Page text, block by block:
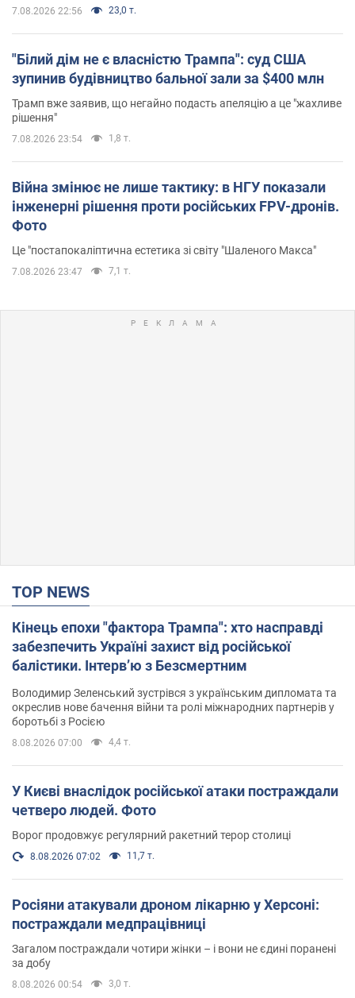
7.08.2026 22:56 23,0 т.
"Білий дім не є власністю Трампа": суд США
зупинив будівництво бальної зали за $400 млн
Трамп вже заявив, що негайно подасть апеляцію а це "жахливе
рішення"
7.08.2026 23:54 1,8 т.
Війна змінює не лише тактику: в НГУ показали
інженерні рішення проти російських FPV-дронів.
Фото
Це "постапокаліптична естетика зі світу "Шаленого Макса"
7.08.2026 23:47 7,1 т.
TOP NEWS
Кінець епохи "фактора Трампа": хто насправді
забезпечить Україні захист від російської
балістики. Інтерв’ю з Безсмертним
Володимир Зеленський зустрівся з українським дипломата та
окреслив нове бачення війни та ролі міжнародних партнерів у
боротьбі з Росією
8.08.2026 07:00 4,4 т.
У Києві внаслідок російської атаки постраждали
четверо людей. Фото
Ворог продовжує регулярний ракетний терор столиці
8.08.2026 07:02 11,7 т.
Росіяни атакували дроном лікарню у Херсоні:
постраждали медпрацівниці
Загалом постраждали чотири жінки – і вони не єдині поранені
за добу
8.08.2026 00:54 3,0 т.